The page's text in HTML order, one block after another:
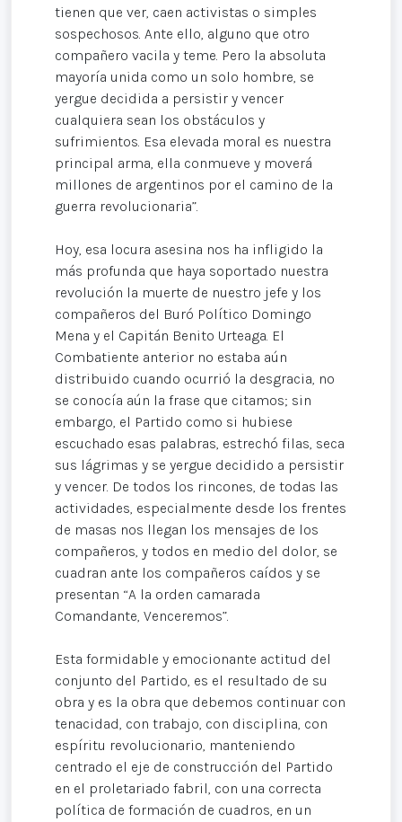
tienen que ver, caen activistas o simples
sospechosos. Ante ello, alguno que otro
compañero vacila y teme. Pero la absoluta
mayoría unida como un solo hombre, se
yergue decidida a persistir y vencer
cualquiera sean los obstáculos y
sufrimientos. Esa elevada moral es nuestra
principal arma, ella conmueve y moverá
millones de argentinos por el camino de la
guerra revolucionaria”.
Hoy, esa locura asesina nos ha infligido la
más profunda que haya soportado nuestra
revolución la muerte de nuestro jefe y los
compañeros del Buró Político Domingo
Mena y el Capitán Benito Urteaga. El
Combatiente anterior no estaba aún
distribuido cuando ocurrió la desgracia, no
se conocía aún la frase que citamos; sin
embargo, el Partido como si hubiese
escuchado esas palabras, estrechó filas, seca
sus lágrimas y se yergue decidido a persistir
y vencer. De todos los rincones, de todas las
actividades, especialmente desde los frentes
de masas nos llegan los mensajes de los
compañeros, y todos en medio del dolor, se
cuadran ante los compañeros caídos y se
presentan “A la orden camarada
Comandante, Venceremos”.
Esta formidable y emocionante actitud del
conjunto del Partido, es el resultado de su
obra y es la obra que debemos continuar con
tenacidad, con trabajo, con disciplina, con
espíritu revolucionario, manteniendo
centrado el eje de construcción del Partido
en el proletariado fabril, con una correcta
política de formación de cuadros, en un